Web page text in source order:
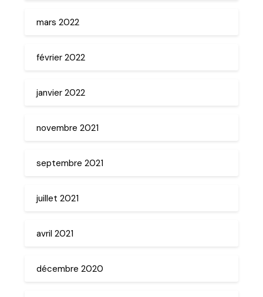
mars 2022
février 2022
janvier 2022
novembre 2021
septembre 2021
juillet 2021
avril 2021
décembre 2020